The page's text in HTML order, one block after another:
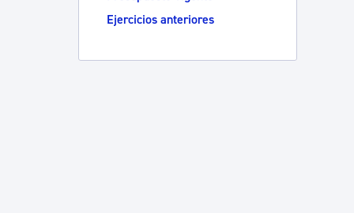
Ejercicios anteriores